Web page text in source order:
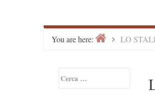
You are here: HomeLO
Sidebar
per: